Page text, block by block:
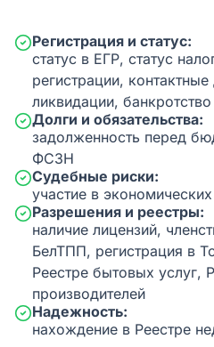
Регистрация и статус:
статус в ЕГР, статус
регистрации,
ликвидации, банкротство
Долги и обязательства:
задолженность перед
ФСЗН
Судебные риски:
участие в
Разрешения и реестры:
наличие лицензий,
БелТПП, регистрация в
Реестре бытовых услуг,
производителей
Надежность:
нахождение в Реестре